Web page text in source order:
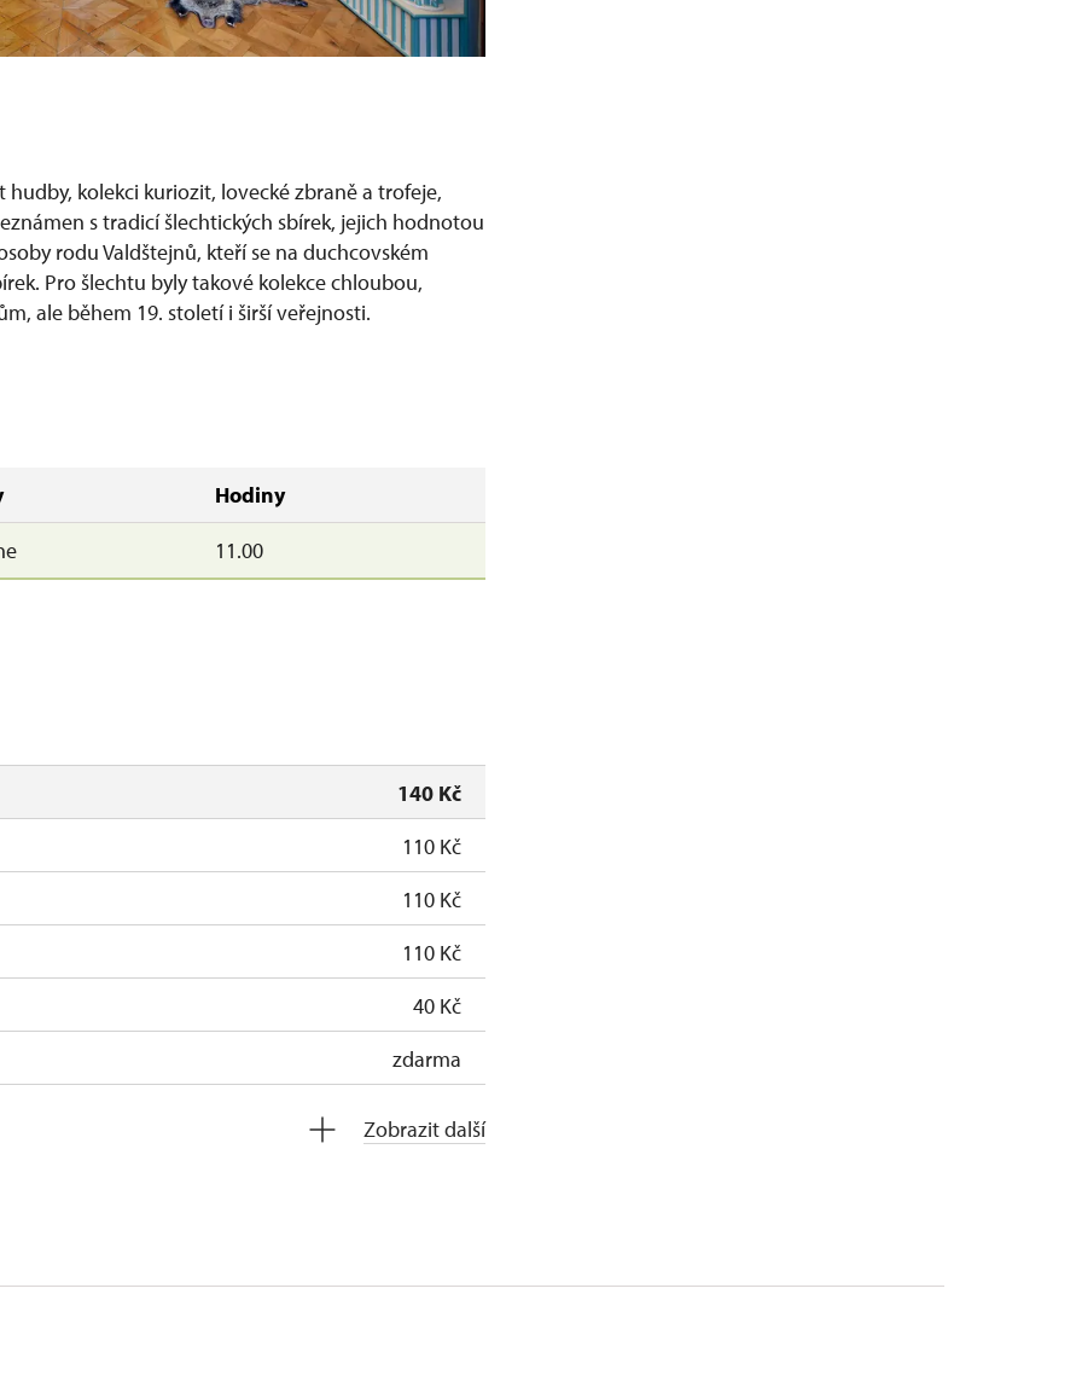
kolekci kuriozit, lovecké zbraně a trofeje,
s tradicí šlechtických sbírek, jejich hodnotou
rodu Valdštejnů, kteří se na duchcovském
Pro šlechtu byly takové kolekce chloubou,
ale během 19. století i širší veřejnosti.
Hodiny
11.00
140 Kč
110 Kč
110 Kč
110 Kč
40 Kč
zdarma
Zobrazit další